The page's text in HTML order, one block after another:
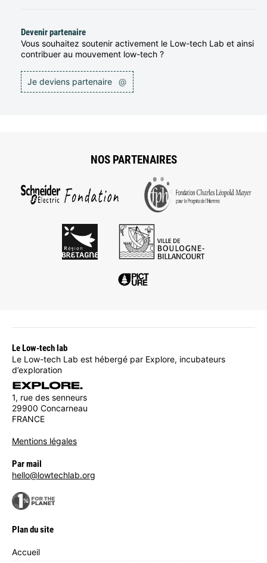
Devenir partenaire
Vous souhaitez soutenir activement le Low-tech Lab et ainsi
contribuer au mouvement low-tech ?
Je deviens partenaire @
NOS PARTENAIRES
Le Low-tech lab
Le Low-tech Lab est hébergé par Explore, incubateurs
d’exploration
1, rue des senneurs
29900 Concarneau
FRANCE
Mentions légales
Par mail
hello@lowtechlab.org
Plan du site
Accueil